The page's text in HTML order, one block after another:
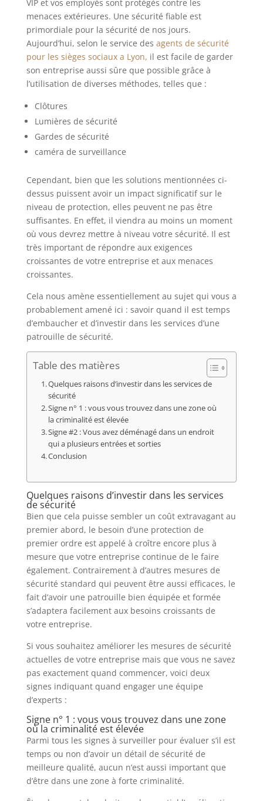
VIP et vos employés sont protégés contre les
menaces extérieures. Une sécurité fiable est
primordiale pour la sécurité de nos jours.
Aujourd’hui, selon le service des agents de sécurité
pour les sièges sociaux a Lyon, il est facile de garder
son entreprise aussi sûre que possible grâce à
l’utilisation de diverses méthodes, telles que :
Clôtures
Lumières de sécurité
Gardes de sécurité
caméra de surveillance
Cependant, bien que les solutions mentionnées ci-
dessus puissent avoir un impact significatif sur le
niveau de protection, elles peuvent ne pas être
suffisantes. En effet, il viendra au moins un moment
où vous devrez mettre à niveau votre sécurité. Il est
très important de répondre aux exigences
croissantes de votre entreprise et aux menaces
croissantes.
Cela nous amène essentiellement au sujet qui vous a
probablement amené ici : savoir quand il est temps
d’embaucher et d’investir dans les services d’une
patrouille de sécurité.
Table des matières
Quelques raisons d’investir dans les services de
sécurité
Signe n° 1 : vous vous trouvez dans une zone où
la criminalité est élevée
Signe #2 : Vous avez déménagé dans un endroit
qui a plusieurs entrées et sorties
Conclusion
Quelques raisons d’investir dans les services
de sécurité
Bien que cela puisse sembler un coût extravagant au
premier abord, le besoin d’une protection de
premier ordre est appelé à croître encore plus à
mesure que votre entreprise continue de le faire
également. Contrairement à d’autres mesures de
sécurité standard qui peuvent être aussi efficaces, le
fait d’avoir une patrouille bien équipée et formée
s’adaptera facilement aux besoins croissants de
votre entreprise.
Si vous souhaitez améliorer les mesures de sécurité
actuelles de votre entreprise mais que vous ne savez
pas exactement quand commencer, voici deux
signes indiquant quand engager une équipe
d’experts :
Signe n° 1 : vous vous trouvez dans une zone
où la criminalité est élevée
Parmi tous les signes à surveiller pour évaluer s’il est
temps ou non d’avoir un détail de sécurité de
meilleure qualité, aucun n’est aussi important que
d’être dans une zone à forte criminalité.